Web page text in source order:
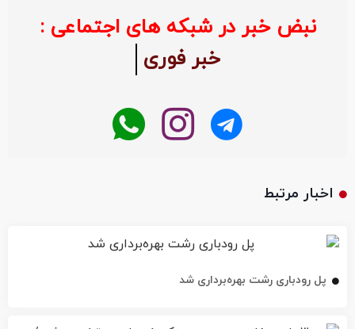
نبض خبر در شبکه های اجتماعی :
خبر فوری
اخبار مرتبط
پل رودباری رشت بهره‌برداری شد